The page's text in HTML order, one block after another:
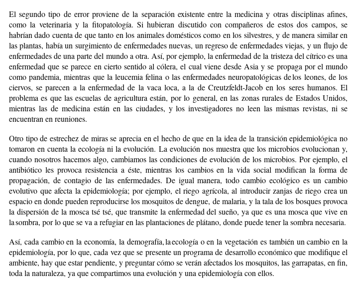
El segundo tipo de error proviene de la separación exis­tente entre la medicina y otras disciplinas afines,
como la veterinaria y la fitopatología. Si hubieran discutido con compañeros de estos dos campos, se
habrían dado cuenta de que tanto en los animales domésticos como en los silvestres, y de manera similar en
las plantas, había un surgimiento de enfermedades nuevas, un regreso de enfermedades viejas, y un flujo de
enfermedades de una parte del mundo a otra. Así, por ejemplo, la enfermedad de la tristeza del cítrico es una
enfermedad que se parece en cierto sentido al cólera, el cual viene desde Asia y se propaga por el mundo
como pandemia, mientras que la leucemia felina o las enfermedades neuropatológicas de los leones, de los
ciervos, se parecen a la enfermedad de la vaca loca, a la de Creutzfeldt-Jacob en los seres humanos. El
problema es que las escuelas de agricultura están, por lo general, en las zonas rurales de Estados Unidos,
mientras las de medicina están en las ciudades, y los investigadores no leen las mismas revistas, ni se
encuentran en reuniones.
Otro tipo de estrechez de miras se aprecia en el hecho de que en la idea de la transición epidemiológica no
tomaron en cuenta la ecología ni la evolución. La evolución nos muestra que los microbios evolucionan y,
cuando nosotros hacemos algo, cambiamos las condiciones de evolución de los microbios. Por ejemplo, el
antibiótico les provoca resistencia a éste, mientras los cambios en la ­vida social modifican la forma de
propagación, de contagio de las enfermedades. De igual manera, todo cambio ecológico es un cambio
evolutivo que afecta la epidemiología; por ejemplo, el riego agrícola, al introducir zanjas de riego crea un
espacio en donde pueden reproducirse los mosquitos de dengue, de malaria, y la tala de los bosques provoca
la dispersión de la mosca tsé tsé, que transmite la enfermedad del sueño, ya que es una mosca que vive en
la sombra, por lo que se va a refugiar en las plantaciones de plátano, donde puede tener la sombra necesaria.
Así, cada cambio en la economía, la demografía, la eco­lo­gía o en la vegetación es también un cambio en la
epi­de­mio­logía, por lo que, cada vez que se presente un programa de desarrollo económico que modifique el
ambiente, hay que estar pendiente, y preguntar cómo se verán afectados los mosquitos, las garrapatas, en fin,
toda la naturaleza, ya que compartimos una evolución y una epidemiología con ellos.